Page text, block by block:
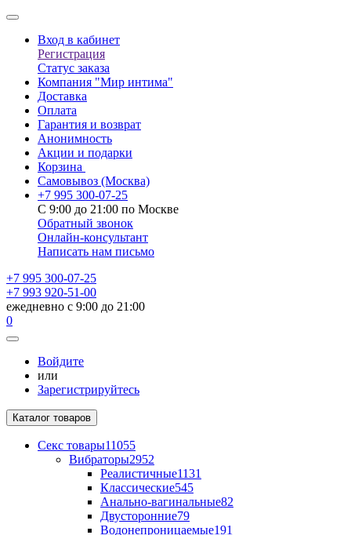
Вход в кабинет
Регистрация
Статус заказа
Компания "Мир интима"
Доставка
Оплата
Гарантия и возврат
Анонимность
Акции и подарки
Корзина
Самовывоз (Москва)
+7 995 300-07-25
С 9:00 до 21:00 по Москве
Обратный звонок
Онлайн-консультант
Написать нам письмо
+7 995 300-07-25
+7 993 920-51-00
ежедневно с 9:00 до 21:00
0
Войдите
или
Зарегистрируйтесь
Каталог товаров
Секс товары11055
Вибраторы2952
Реалистичные1131
Классические545
Анально-вагинальные82
Двусторонние79
Водонепроницаемые191